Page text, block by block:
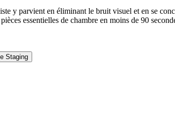
y parvient en éliminant le bruit visuel et en se
essentielles de chambre en moins de 90
Staging